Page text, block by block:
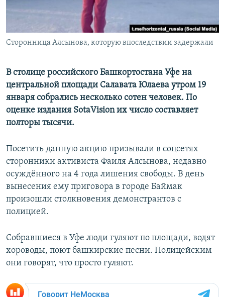
ПОБЕДИТЕЛЕЙ НЕ СУДЯТ?
КРЫМ.НЕПОКОРЕННЫЙ
ELIFBE
ПРИСОЕДИНЯЙТЕСЬ!
Все сайты RFE/RL
Сторонница Алсынова, которую впоследствии задержали
В столице российского Башкортостана Уфе на
центральной площади Салавата Юлаева утром 19
января собрались несколько сотен человек. По
оценке издания SotaVision их число составляет
полторы тысячи.
Посетить данную акцию призывали в соцсетях
сторонники активиста Фаиля Алсынова, недавно
осуждённого на 4 года лишения свободы. В день
вынесения ему приговора в городе Баймак
произошли столкновения демонстрантов с
полицией.
Собравшиеся в Уфе люди гуляют по площади, водят
хороводы, поют башкирские песни. Полицейским
они говорят, что просто гуляют.